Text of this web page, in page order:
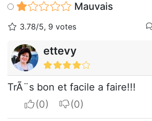
Mauvais
3.78/5, 9 votes
ettevy
TrÃ¨s bon et facile a faire!!!
I apreciateI do not appreciate